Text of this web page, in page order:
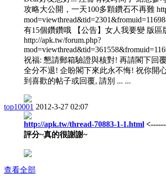
攻略大公開，一天100多顆鑽石不再難
有15個鑽鑽哦 【公告】女人我要變 版區
http://apk.tw/forum.php?
祝福: 懇請郵箱驗證與核對! 再請閣下回
全分不退! 企盼閣下來此永不悔! 祝你開
到喜歡的帖子或回覆, 請別 ... ...
top10001 2012-3-27 02:07
http://apk.tw/thread-70883-1-1.html
評分~真的很謝謝~
查看全部